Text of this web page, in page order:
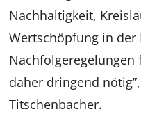
Nachhaltigkeit,
Wertschöpfung in der
Nachfolgeregelungen
daher dringend
Titschenbacher.